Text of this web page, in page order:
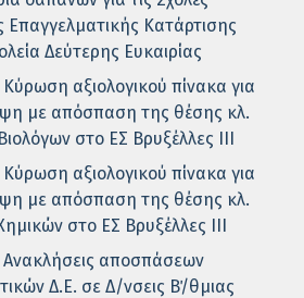
Επαγγελματικής Κατάρτισης
Δεύτερης Ευκαιρίας
αξιολογικού πίνακα για
με απόσπαση της θέσης κλ.
στο ΕΣ Βρυξέλλες ΙΙΙ
αξιολογικού πίνακα για
με απόσπαση της θέσης κλ.
στο ΕΣ Βρυξέλλες ΙΙΙ
αποσπάσεων
Δ.Ε. σε Δ/νσεις Β΄/θμιας